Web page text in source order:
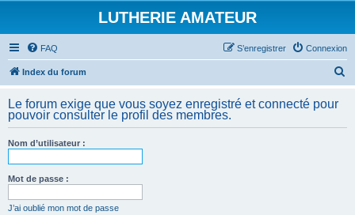
LUTHERIE AMATEUR
FAQ Connexion
S’enregistrer
Index du forum
h
Le forum exige que vous soyez enregistré et connecté pour
pouvoir consulter le profil des membres.
Nom d’utilisateur :
Mot de passe :
J’ai oublié mon mot de passe